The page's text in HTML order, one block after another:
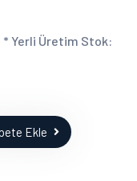
* Yerli Üretim Stok:
Ekle